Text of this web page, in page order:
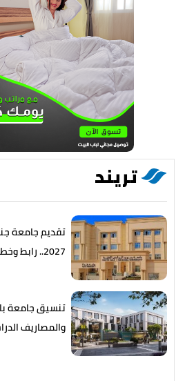
تريند
2027.. رابط وخطوات التسجيل
والمصاريف